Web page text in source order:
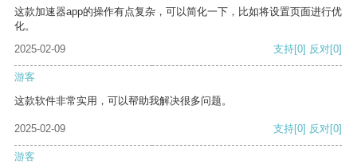
这款加速器app的操作有点复杂，可以简化一下，比如将设置页面进行优
化。
2025-02-09
支持[0] 反对[0]
游客
这款软件非常实用，可以帮助我解决很多问题。
2025-02-09 支持[0] 反对[0]
游客